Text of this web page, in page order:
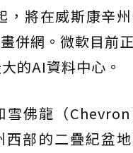
，將在威斯康辛
併網。微軟目前
的AI資料中心。
雪佛龍（Chevron
西部的二疊紀盆